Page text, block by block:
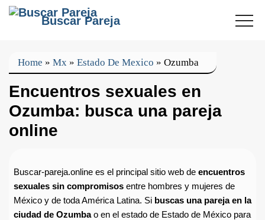
Buscar Pareja
Home » Mx » Estado De Mexico » Ozumba
Encuentros sexuales en
Ozumba: busca una pareja
online
Buscar-pareja.online es el principal sitio web de encuentros
sexuales sin compromisos entre hombres y mujeres de
México y de toda América Latina. Si buscas una pareja en la
ciudad de Ozumbao en el estado de Estado de México para